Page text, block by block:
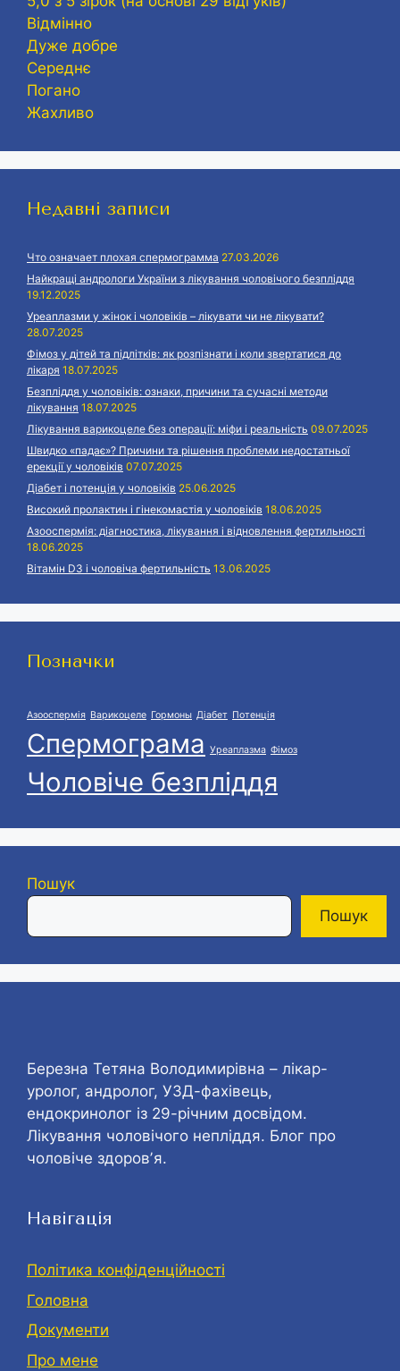
Відмінно
Дуже добре
Середнє
Погано
Жахливо
Недавні записи
Что означает плохая спермограмма 27.03.2026
Найкращі андрологи України з лікування чоловічого безпліддя
19.12.2025
Уреаплазми у жінок і чоловіків – лікувати чи не лікувати?
28.07.2025
Фімоз у дітей та підлітків: як розпізнати і коли звертатися до
лікаря 18.07.2025
Безпліддя у чоловіків: ознаки, причини та сучасні методи
лікування 18.07.2025
Лікування варикоцеле без операції: міфи і реальність 09.07.2025
Швидко «падає»? Причини та рішення проблеми недостатньої
ерекції у чоловіків 07.07.2025
Діабет і потенція у чоловіків 25.06.2025
Високий пролактин і гінекомастія у чоловіків 18.06.2025
Азооспермія: діагностика, лікування і відновлення фертильності
18.06.2025
Вітамін D3 і чоловіча фертильність 13.06.2025
Позначки
Азооспермія Варикоцеле Гормоны Діабет Потенція
Спермограма Уреаплазма Фімоз
Чоловіче безпліддя
Пошук
Пошук
Березна Тетяна Володимирівна – лікар-
уролог, андролог, УЗД-фахівець,
ендокринолог із 29-річним досвідом.
Лікування чоловічого непліддя. Блог про
чоловіче здоровʼя.
Навігація
Політика конфіденційності
Головна
Документи
Про мене